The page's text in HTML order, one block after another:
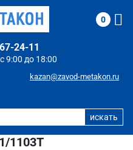
9:00 до 18:00
24-11
kazan@zavod-metakon.ru
0
1103Т